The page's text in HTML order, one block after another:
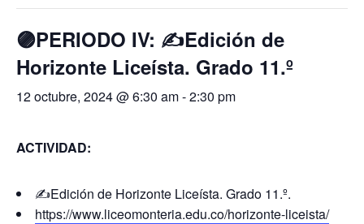
🟣PERIODO IV: ✍Edición de
Horizonte Liceísta. Grado 11.º
12 octubre, 2024 @ 6:30 am-2:30 pm
ACTIVIDAD:
✍Edición de Horizonte Liceísta. Grado 11.º.
https://www.liceomonteria.edu.co/horizonte-liceista/